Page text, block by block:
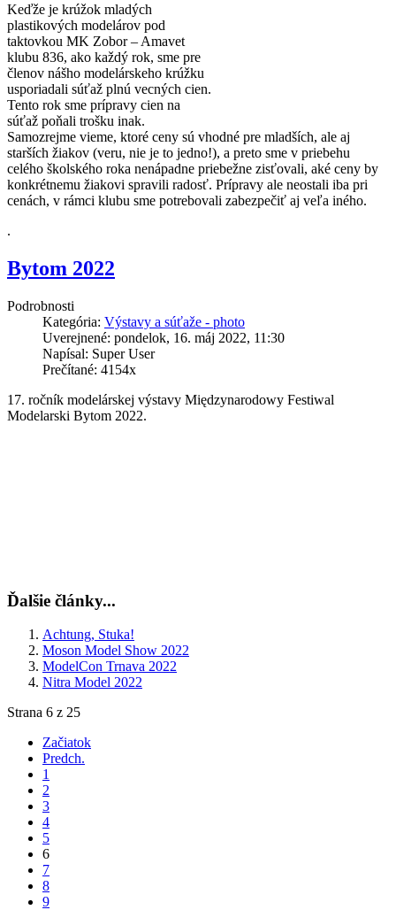
Keďže je krúžok mladých
plastikových modelárov pod
taktovkou MK Zobor – Amavet
klubu 836, ako každý rok, sme pre
členov nášho modelárskeho krúžku
usporiadali súťaž plnú vecných cien.
Tento rok sme prípravy cien na
súťaž poňali trošku inak.
Samozrejme vieme, ktoré ceny sú vhodné pre mladších, ale aj
starších žiakov (veru, nie je to jedno!), a preto sme v priebehu
celého školského roka nenápadne priebežne zisťovali, aké ceny by
konkrétnemu žiakovi spravili radosť. Prípravy ale neostali iba pri
cenách, v rámci klubu sme potrebovali zabezpečiť aj veľa iného.
.
Bytom 2022
Podrobnosti
Kategória: Výstavy a súťaže - photo
Uverejnené: pondelok, 16. máj 2022, 11:30
Napísal: Super User
Prečítané: 4154x
17. ročník modelárskej výstavy Międzynarodowy Festiwal
Modelarski Bytom 2022.
Ďalšie články...
Achtung, Stuka!
Moson Model Show 2022
ModelCon Trnava 2022
Nitra Model 2022
Strana 6 z 25
Začiatok
Predch.
1
2
3
4
5
6
7
8
9